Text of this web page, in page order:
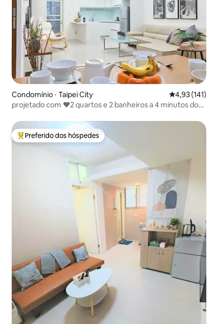
Condomínio ⋅ Taipei City 4,93 de uma
4,93 (141)
projetado com ❤2 quartos e 2 banheiros a 4 minutos do
Entre os melhores preferidos dos hóspedes
Preferido dos hóspedes